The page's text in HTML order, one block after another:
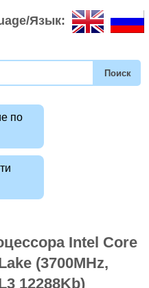
Язык:
по
Intel Core
(3700MHz,
12288Kb)